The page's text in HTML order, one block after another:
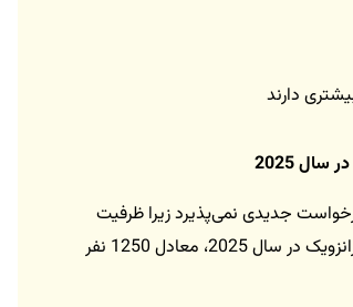
اعلام کرد: “برنامه مهاجرتی آتلانتیک تا پایان سال 2025 درخواست جدیدی نمی‌پذیرد زیرا ظرفیت
پذیرش استان برای سال جاری تکمیل شده است. ظرفیت پذیرش استان نیوبرانزویک در سال 2025، معادل 1250 نفر